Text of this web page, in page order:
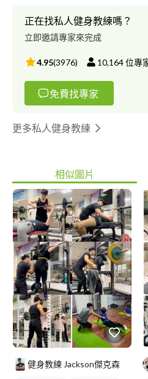
增肌減脂，您需要的是一副有活動
的互動，讓每一位學員在健、身、
勇氣、改變、自癒的能力。 【服務內容】 2對1重量訓練課程(雙教
練教學)、2人肌力體能團班、運動
樂齡運動，特殊族群運動，身心障礙運動等。 【教
桑富士俱樂部 ?‍♂️重訓課程/?‍♀️肌力
?‍♂️重訓課程 永和 - 原動力俱樂部
適能AFAA_PFT證/WT證 ?紅十字會
適能教練 ♀️：Shizuka - 希教練 ?中華民國健身協會C級教練證 ?紅十
2014年至今 教學：自2017年至今 【教學特色】 男女雙教練同時
教學，讓你or妳上課不尷尬，多加
變。 【教學保證】 ⭐️教學不假掰 - 真正有效的訓練不輕鬆 ⭐️重量不
假掰 - 有強度的訓練才有效果 ⭐️動
動作 【課程內容】 1.健康諮詢與體態評估 2.人體肌肉及骨骼的基
礎構造 3.重量訓練的基礎觀念(體線
與應用 5.徒手肌力與核心強化訓練
與筋膜放鬆 8.運動前中後的飲食方
正在找私人健身教練嗎？
立即邀請專家來完成
4.95(3976) 10,164位專
免費找專家
更多私人健身教練
相似圖片
健身教練 Jackson傑克森